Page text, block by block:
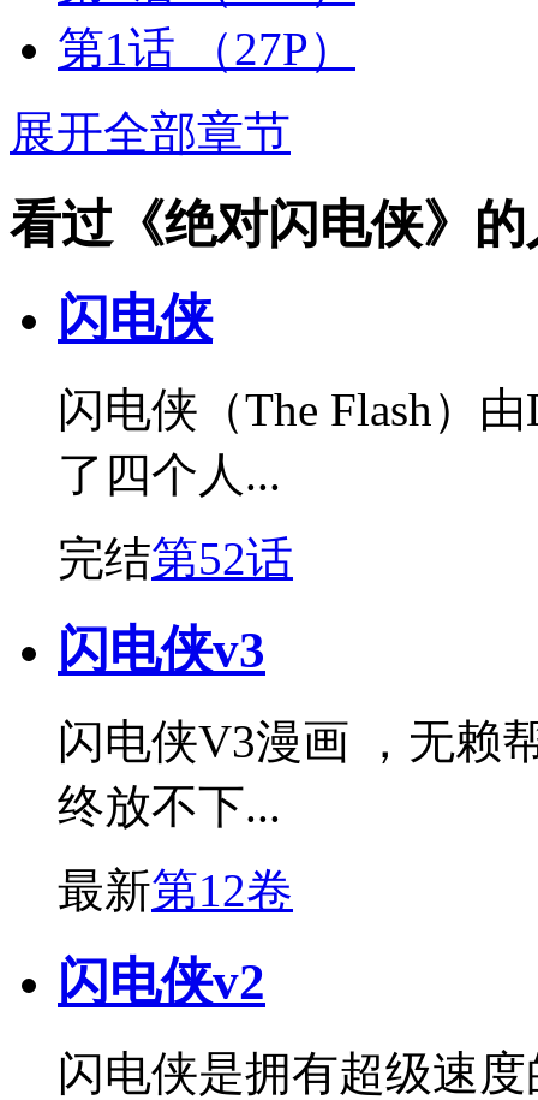
第1话
（27P）
展开全部章节
看过《绝对闪电侠》
闪电侠
闪电侠（The Flash）
了四个人...
完结第52话
闪电侠v3
闪电侠V3漫画 ，无赖
终放不下...
最新第12卷
闪电侠v2
闪电侠是拥有超级速